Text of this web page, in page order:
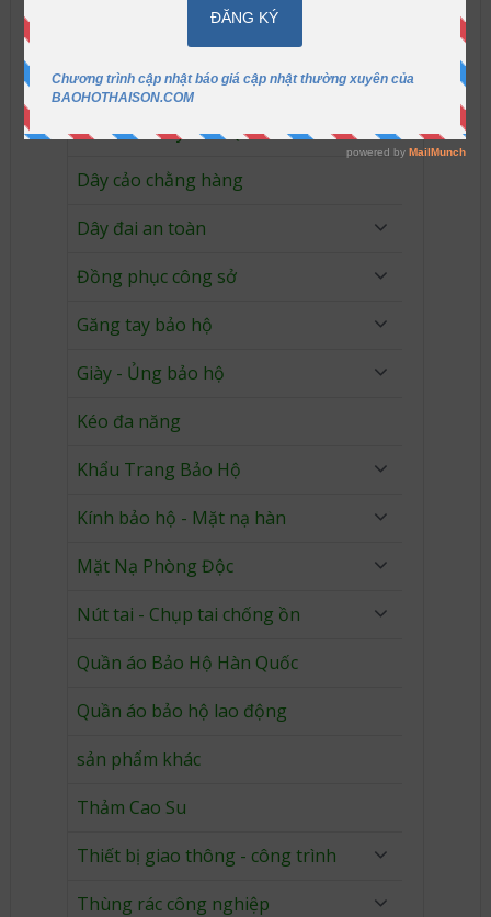
Bảo vệ đầu
Cưa Cầm Tay Hàn Quốc
Dây cảo chằng hàng
Dây đai an toàn
Đồng phục công sở
Găng tay bảo hộ
Giày - Ủng bảo hộ
Kéo đa năng
Khẩu Trang Bảo Hộ
Kính bảo hộ - Mặt nạ hàn
Mặt Nạ Phòng Độc
Nút tai - Chụp tai chống ồn
Quần áo Bảo Hộ Hàn Quốc
Quần áo bảo hộ lao động
sản phẩm khác
Thảm Cao Su
Thiết bị giao thông - công trình
Thùng rác công nghiệp